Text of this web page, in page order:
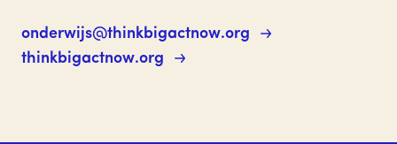
onderwijs@thinkbigactnow.org
thinkbigactnow.org